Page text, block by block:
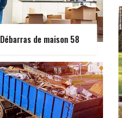
Débarras de maison 58